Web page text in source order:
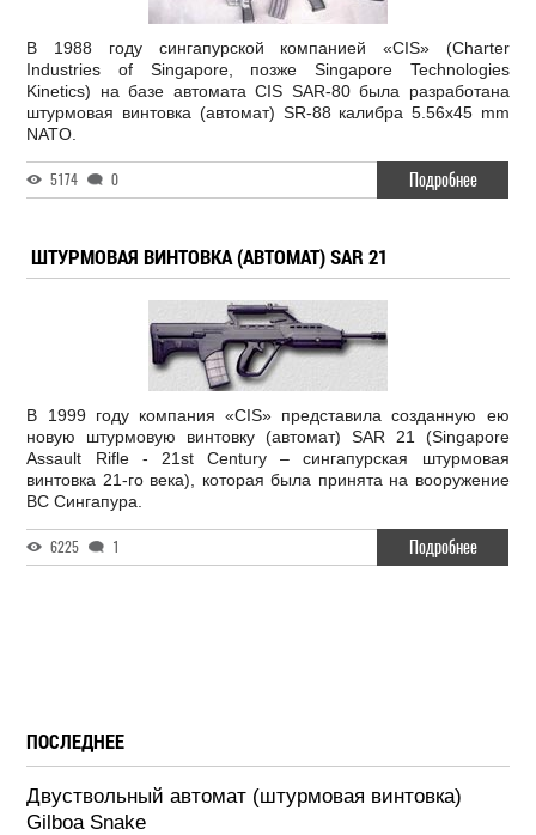
В 1988 году сингапурской компанией «CIS» (Charter
Industries of Singapore, позже Singapore Technologies
Kinetics) на базе автомата CIS SAR-80 была разработана
штурмовая винтовка (автомат) SR-88 калибра 5.56x45 mm
NATO.
5174 0 Подробнее
ШТУРМОВАЯ ВИНТОВКА (АВТОМАТ) SAR 21
В 1999 году компания «CIS» представила созданную ею
новую штурмовую винтовку (автомат) SAR 21 (Singapore
Assault Rifle - 21st Century – сингапурская штурмовая
винтовка 21-го века), которая была принята на вооружение
ВС Сингапура.
6225 1 Подробнее
ПОСЛЕДНЕЕ
Двуствольный автомат (штурмовая винтовка)
Gilboa Snake